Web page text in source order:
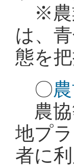
※農
は、
態を
〇
農協
地プ
者に